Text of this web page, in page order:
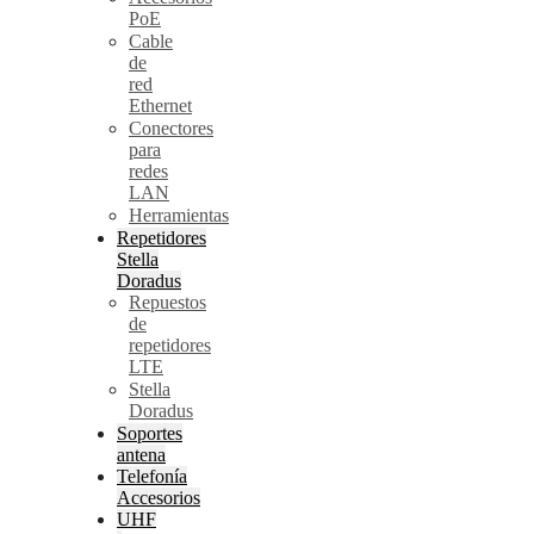
PoE
Cable
de
red
Ethernet
Conectores
para
redes
LAN
Herramientas
Repetidores
Stella
Doradus
Repuestos
de
repetidores
LTE
Stella
Doradus
Soportes
antena
Telefonía
Accesorios
UHF